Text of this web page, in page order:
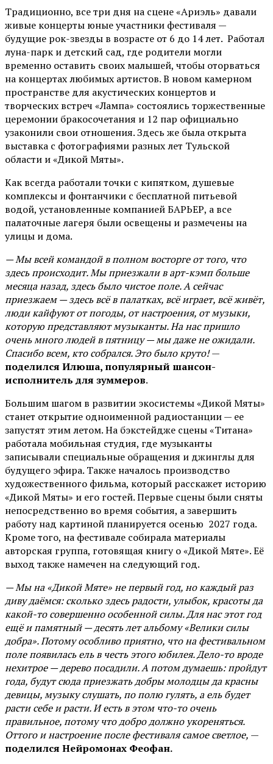
Традиционно, все три дня на сцене«Ариэль» давали
живые концерты юные участники фестиваля —
будущие рок-звезды в возрасте от 6 до 14 лет. Работал
луна-парк и детский сад, где родители могли
временно оставить своих малышей, чтобы оторваться
на концертах любимых артистов. В новом камерном
пространстве для акустических концертов и
творческих встреч «Лампа» состоялись торжественные
церемонии бракосочетания и 12 пар официально
узаконили свои отношения. Здесь же была открыта
выставка с фотографиями разных лет Тульской
области и «Дикой Мяты».
Как всегда работали точки с кипятком, душевые
комплексы и фонтанчики с бесплатной питьевой
водой, установленные компанией БАРЬЕР, а все
палаточные лагеря были освещены и размечены на
улицы и дома.
— Мы всей командой в полном восторге от того, что
здесь происходит. Мы приезжали в арт-кэмп больше
месяца назад, здесь было чистое поле. А сейчас
приезжаем — здесь всё в палатках, всё играет, всё живёт,
люди кайфуют от погоды, от настроения, от музыки,
которую представляют музыканты. На нас пришло
очень много людей в пятницу — мы даже не ожидали.
Спасибо всем, кто собрался. Это было круто!—
поделился Илюша, популярный шансон-
исполнитель для зуммеров.
Большим шагом в развитии экосистемы «Дикой Мяты»
станет открытие одноименной радиостанции — ее
запустят этим летом. На бэкстейдже сцены «Титана»
работала мобильная студия, где музыканты
записывали специальные обращения и джинглы для
будущего эфира. Также началось производство
художественного фильма, который расскажет историю
«Дикой Мяты» и его гостей. Первые сцены были сняты
непосредственно во время события, а завершить
работу над картиной планируется осенью 2027 года.
Кроме того, на фестивале собирала материалы
авторская группа, готовящая книгу о «Дикой Мяте». Её
выход также намечен на следующий год.
— Мы на «Дикой Мяте» не первый год, но каждый раз
диву даёмся: сколько здесь радости, улыбок, красоты да
какой-то совершенно особенной силы. Для нас этот год
ещё и памятный — десять лет альбому «Велики силы
добра». Потому особливо приятно, что на фестивальном
поле появилась ель в честь этого юбилея. Дело-то вроде
нехитрое — дерево посадили. А потом думаешь: пройдут
года, будут сюда приезжать добры молодцы да красны
девицы, музыку слушать, по полю гулять, а ель будет
расти себе и расти. И есть в этом что-то очень
правильное, потому что добро должно укореняться.
Оттого и настроение после фестиваля самое светлое, —
поделился Нейромонах Феофан.